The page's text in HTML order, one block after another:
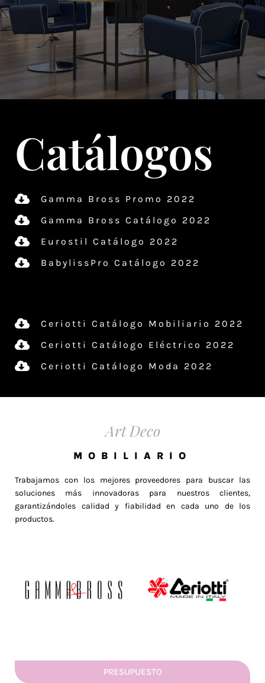
Catálogos
Gamma Bross Promo 2022
Gamma Bross Catálogo 2022
Eurostil Catálogo 2022
BabylissPro Catálogo 2022
Ceriotti Catálogo Mobiliario 2022
Ceriotti Catálogo Eléctrico 2022
Ceriotti Catálogo Moda 2022
Art Deco
MOBILIARIO
Trabajamos con los mejores proveedores para buscar las
soluciones más innovadoras para nuestros clientes,
garantizándoles calidad y fiabilidad en cada uno de los
productos.
PRESUPUESTO